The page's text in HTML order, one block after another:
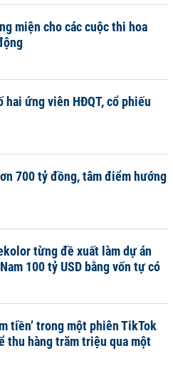
miện cho các cuộc thi hoa
hai ứng viên HĐQT, cổ phiếu
700 tỷ đồng, tâm điểm hướng
từng đề xuất làm dự án
100 tỷ USD bằng vốn tự có
tiền’ trong một phiên TikTok
thu hàng trăm triệu qua một